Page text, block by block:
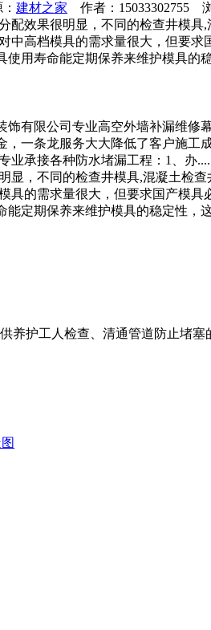
建材之家 作者：15033302755
配效果很明显，不同的检查井模
中高档模具的需求量很大，但要
使用寿命能定期保养来维护模具的
有限公司专业高空外墙补漏维
一条龙服务大大降低了客户施
业承接各种防水堵漏工程：1、办
显，不同的检查井模具,混凝土检
具的需求量很大，但要求国产模
定期保养来维护模具的稳定性，
养护工人检查、清通管道防止堵